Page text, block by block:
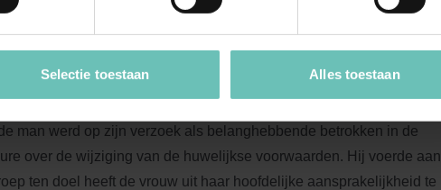
Selectie toestaan Alles toestaan
doordat kort na de wijziging huwelijkse voorwaarden de
man in zwaar weer terecht kwamen. De surseance van betaling
man werd op zijn verzoek als belanghebbende betrokken in de
over de wijziging van de huwelijkse voorwaarden. Hij voerde aan
ten doel heeft de vrouw uit haar hoofdelijke aansprakelijkheid te